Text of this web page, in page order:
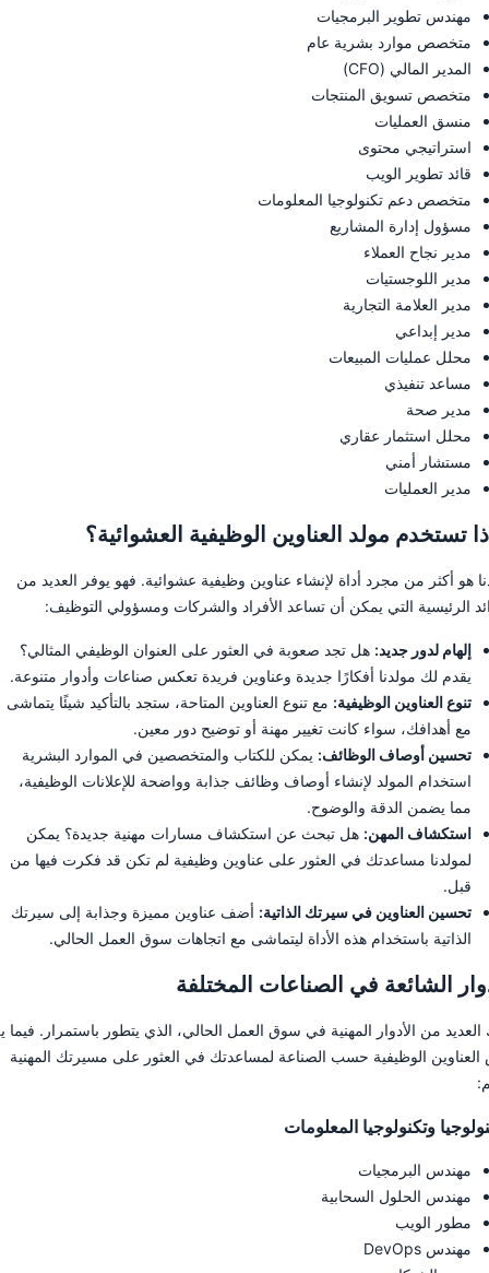
مهندس تطوير البرمجيات
متخصص موارد بشرية عام
المدير المالي (CFO)
متخصص تسويق المنتجات
منسق العمليات
استراتيجي محتوى
قائد تطوير الويب
متخصص دعم تكنولوجيا المعلومات
مسؤول إدارة المشاريع
مدير نجاح العملاء
مدير اللوجستيات
مدير العلامة التجارية
مدير إبداعي
محلل عمليات المبيعات
مساعد تنفيذي
مدير صحة
محلل استثمار عقاري
مستشار أمني
مدير العمليات
تستخدم مولد العناوين الوظيفية العشوائية؟
هو أكثر من مجرد أداة لإنشاء عناوين وظيفية عشوائية. فهو يوفر العديد من
الرئيسية التي يمكن أن تساعد الأفراد والشركات ومسؤولي التوظيف:
إلهام لدور جديد: هل تجد صعوبة في العثور على العنوان الوظيفي المثالي؟
يقدم لك مولدنا أفكارًا جديدة وعناوين فريدة تعكس صناعات وأدوار متنوعة.
تنوع العناوين الوظيفية: مع تنوع العناوين المتاحة، ستجد بالتأكيد شيئًا يتماشى
مع أهدافك، سواء كانت تغيير مهنة أو توضيح دور معين.
تحسين أوصاف الوظائف: يمكن للكتاب والمتخصصين في الموارد البشرية
استخدام المولد لإنشاء أوصاف وظائف جذابة وواضحة للإعلانات الوظيفية،
مما يضمن الدقة والوضوح.
استكشاف المهن: هل تبحث عن استكشاف مسارات مهنية جديدة؟ يمكن
لمولدنا مساعدتك في العثور على عناوين وظيفية لم تكن قد فكرت فيها من
قبل.
تحسين العناوين في سيرتك الذاتية: أضف عناوين مميزة وجذابة إلى سيرتك
الذاتية باستخدام هذه الأداة ليتماشى مع اتجاهات سوق العمل الحالي.
الشائعة في الصناعات المختلفة
العديد من الأدوار المهنية في سوق العمل الحالي، الذي يتطور باستمرار. فيما
الوظيفية حسب الصناعة لمساعدتك في العثور على مسيرتك المهنية
وتكنولوجيا المعلومات
مهندس البرمجيات
مهندس الحلول السحابية
مطور الويب
مهندس DevOps